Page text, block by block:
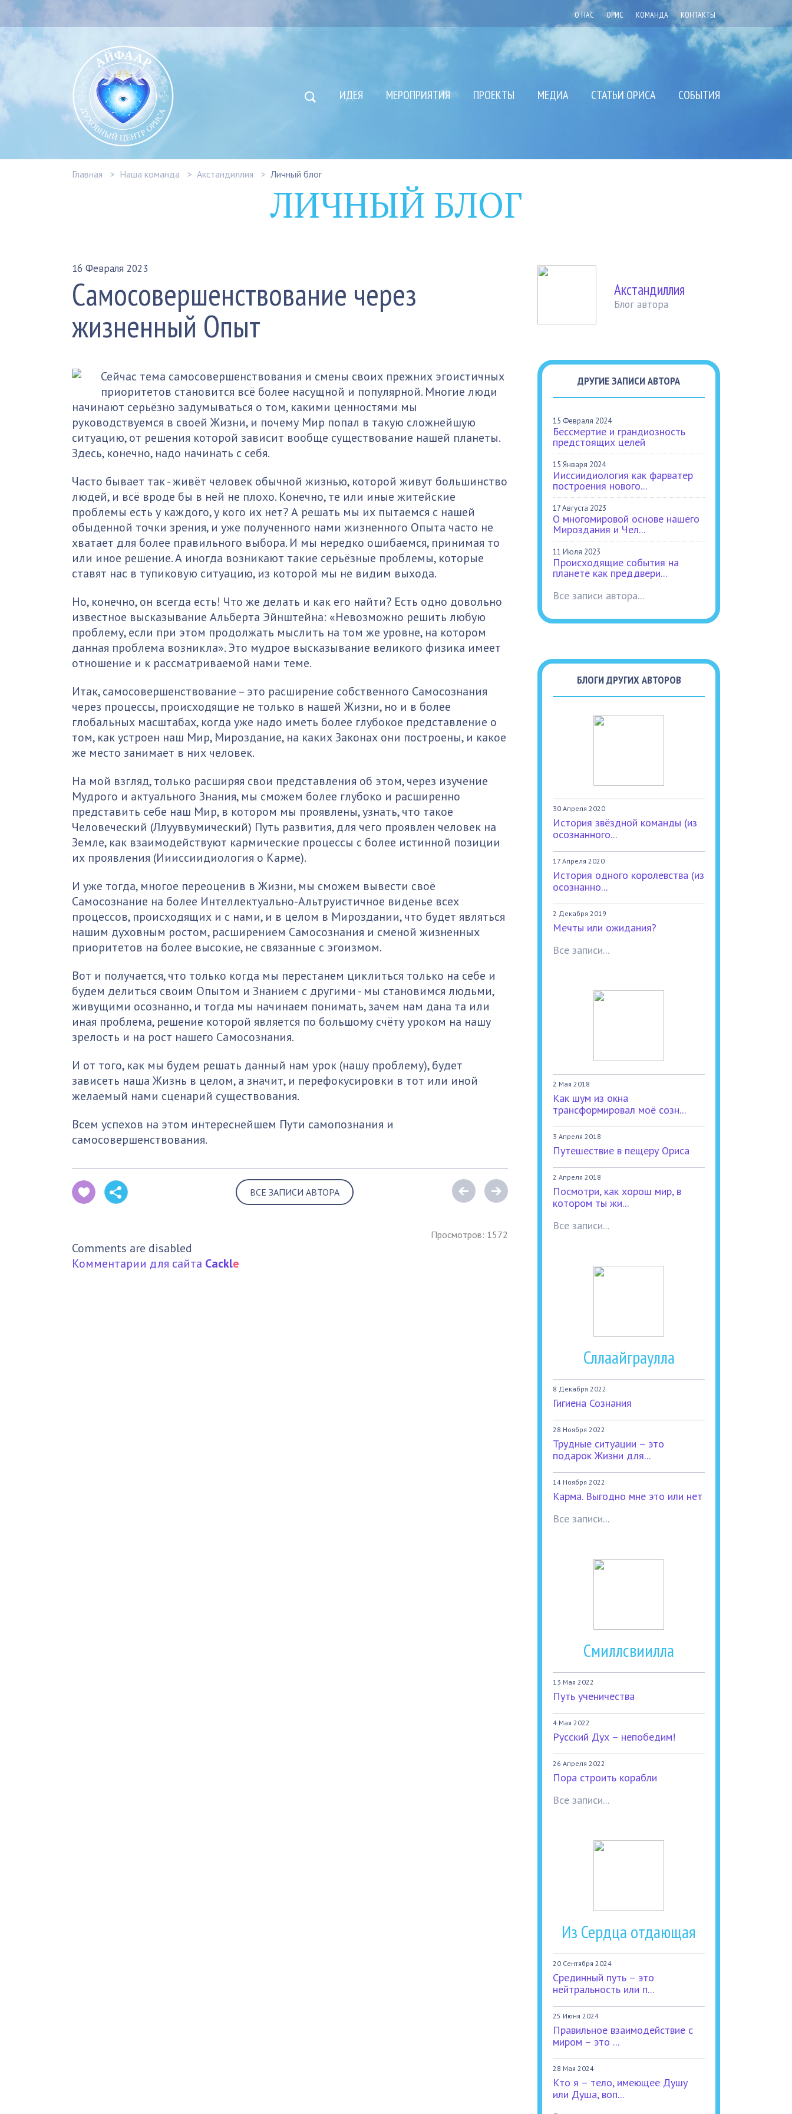
О НАС ОРИС КОМАНДА КОНТАКТЫ
ИДЕЯ МЕРОПРИЯТИЯ ПРОЕКТЫ МЕДИА СТАТЬИ ОРИСА СОБЫТИЯ
Главная Наша команда Акстандиллия Личный блог
ЛИЧНЫЙ БЛОГ
16 Февраля 2023
Самосовершенствование через
жизненный Опыт
Сейчас тема самосовершенствования и смены своих прежних эгоистичных
приоритетов становится всё более насущной и популярной. Многие люди
начинают серьёзно задумываться о том, какими ценностями мы
руководствуемся в своей Жизни, и почему Мир попал в такую сложнейшую
ситуацию, от решения которой зависит вообще существование нашей планеты.
Здесь, конечно, надо начинать с себя.
Часто бывает так - живёт человек обычной жизнью, которой живут большинство
людей, и всё вроде бы в ней не плохо. Конечно, те или иные житейские
проблемы есть у каждого, у кого их нет? А решать мы их пытаемся с нашей
обыденной точки зрения, и уже полученного нами жизненного Опыта часто не
хватает для более правильного выбора. И мы нередко ошибаемся, принимая то
или иное решение. А иногда возникают такие серьёзные проблемы, которые
ставят нас в тупиковую ситуацию, из которой мы не видим выхода.
Но, конечно, он всегда есть! Что же делать и как его найти? Есть одно довольно
известное высказывание Альберта Эйнштейна: «Невозможно решить любую
проблему, если при этом продолжать мыслить на том же уровне, на котором
данная проблема возникла». Это мудрое высказывание великого физика имеет
отношение и к рассматриваемой нами теме.
Итак, самосовершенствование – это расширение собственного Самосознания
через процессы, происходящие не только в нашей Жизни, но и в более
глобальных масштабах, когда уже надо иметь более глубокое представление о
том, как устроен наш Мир, Мироздание, на каких Законах они построены, и какое
же место занимает в них человек.
На мой взгляд, только расширяя свои представления об этом, через изучение
Мудрого и актуального Знания, мы сможем более глубоко и расширенно
представить себе наш Мир, в котором мы проявлены, узнать, что такое
Человеческий (Ллууввумический) Путь развития, для чего проявлен человек на
Земле, как взаимодействуют кармические процессы с более истинной позиции
их проявления (Иииссиидиология о Карме).
И уже тогда, многое переоценив в Жизни, мы сможем вывести своё
Самосознание на более Интеллектуально-Альтруистичное виденье всех
процессов, происходящих и с нами, и в целом в Мироздании, что будет являться
нашим духовным ростом, расширением Самосознания и сменой жизненных
приоритетов на более высокие, не связанные с эгоизмом.
Вот и получается, что только когда мы перестанем циклиться только на себе и
будем делиться своим Опытом и Знанием с другими - мы становимся людьми,
живущими осознанно, и тогда мы начинаем понимать, зачем нам дана та или
иная проблема, решение которой является по большому счёту уроком на нашу
зрелость и на рост нашего Самосознания.
И от того, как мы будем решать данный нам урок (нашу проблему), будет
зависеть наша Жизнь в целом, а значит, и перефокусировки в тот или иной
желаемый нами сценарий существования.
Всем успехов на этом интереснейшем Пути самопознания и
самосовершенствования.
ВСЕ ЗАПИСИ АВТОРА
Просмотров: 1572
Comments are disabled
Комментарии для сайта Cackle
Акстандиллия
Блог автора
ДРУГИЕ ЗАПИСИ АВТОРА
15 Февраля 2024
Бессмертие и грандиозность
предстоящих целей
15 Января 2024
Ииссиидиология как фарватер
построения нового...
17 Августа 2023
О многомировой основе нашего
Мироздания и Чел...
11 Июля 2023
Происходящие события на
планете как преддвери...
Все записи автора...
БЛОГИ ДРУГИХ АВТОРОВ
30 Апреля 2020
История звёздной команды (из
осознанного...
17 Апреля 2020
История одного королевства (из
осознанно...
2 Декабря 2019
Мечты или ожидания?
Все записи...
2 Мая 2018
Как шум из окна
трансформировал моё созн...
3 Апреля 2018
Путешествие в пещеру Ориса
2 Апреля 2018
Посмотри, как хорош мир, в
котором ты жи...
Все записи...
Сллаайграулла
8 Декабря 2022
Гигиена Сознания
28 Ноября 2022
Трудные ситуации – это
подарок Жизни для...
14 Ноября 2022
Карма. Выгодно мне это или нет
Все записи...
Смиллсвиилла
13 Мая 2022
Путь ученичества
4 Мая 2022
Русский Дух – непобедим!
26 Апреля 2022
Пора строить корабли
Все записи...
Из Сердца отдающая
20 Сентября 2024
Срединный путь – это
нейтральность или п...
25 Июня 2024
Правильное взаимодействие с
миром – это ...
28 Мая 2024
Кто я – тело, имеющее Душу
или Душа, воп...